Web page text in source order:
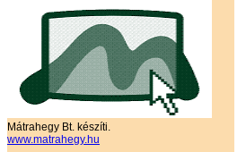
Mátrahegy Bt. készíti.
www.matrahegy.hu